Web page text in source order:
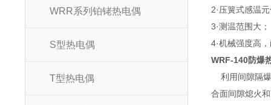
WRR系列铂铑热电偶
S型热电偶
T型热电偶
2·压簧式感温
3·测温范围大；
4·机械强度高
WRF-140防爆
利用间隙隔爆
合面间隙熄火